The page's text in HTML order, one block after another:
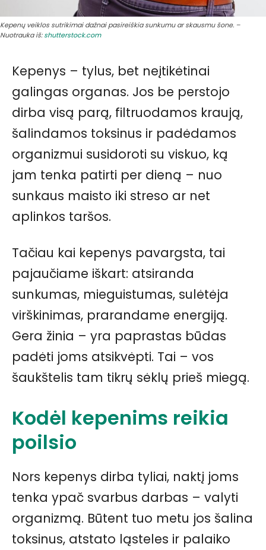
Kepenų veiklos sutrikimai dažnai pasireiškia sunkumu ar skausmu šone. –
Nuotrauka iš:shutterstock.com
Kepenys – tylus, bet neįtikėtinai
galingas organas. Jos be perstojo
dirba visą parą, filtruodamos kraują,
šalindamos toksinus ir padėdamos
organizmui susidoroti su viskuo, ką
jam tenka patirti per dieną – nuo
sunkaus maisto iki streso ar net
aplinkos taršos.
Tačiau kai kepenys pavargsta, tai
pajaučiame iškart: atsiranda
sunkumas, mieguistumas, sulėtėja
virškinimas, prarandame energiją.
Gera žinia – yra paprastas būdas
padėti joms atsikvėpti. Tai – vos
šaukštelis tam tikrų sėklų prieš miegą.
Kodėl kepenims reikia
poilsio
Nors kepenys dirba tyliai, naktį joms
tenka ypač svarbus darbas – valyti
organizmą. Būtent tuo metu jos šalina
toksinus, atstato ląsteles ir palaiko